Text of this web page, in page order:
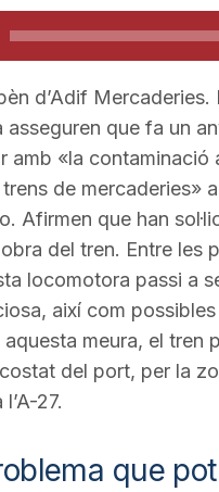
d’Adif
asseguren que fa un
amb «la contaminació
trens de mercaderies»
Afirmen que han
del tren. Entre les
locomotora passi a
així com
aquesta meura, el tren
costat del port, per la
27.
que